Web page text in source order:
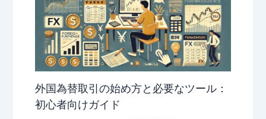
外国為替取引の始め方と必要なツール：
初心者向けガイド